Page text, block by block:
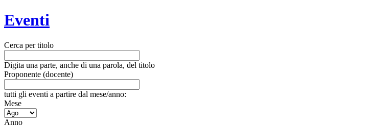
Eventi
Cerca per titolo
Digita una parte, anche di una parola, del titolo
Proponente (docente)
tutti gli eventi a partire dal mese/anno:
Mese
Anno